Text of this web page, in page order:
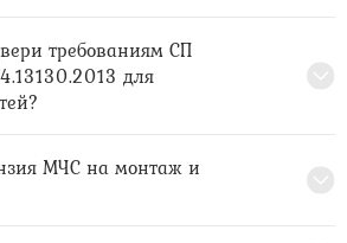
требованиям СП
для
МЧС на монтаж и